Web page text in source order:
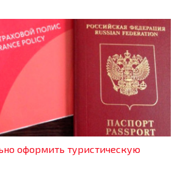
оформить туристическую